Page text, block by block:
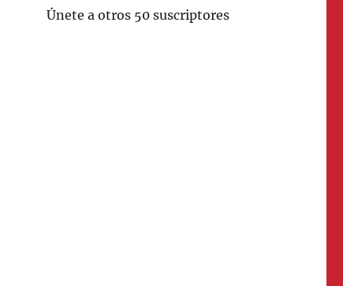
Únete a otros 50 suscriptores